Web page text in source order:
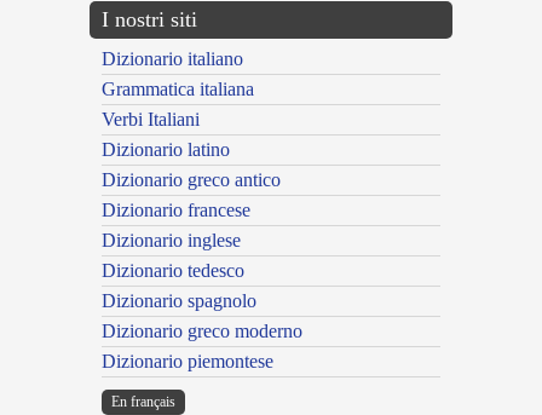
I nostri siti
Dizionario italiano
Grammatica italiana
Verbi Italiani
Dizionario latino
Dizionario greco antico
Dizionario francese
Dizionario inglese
Dizionario tedesco
Dizionario spagnolo
Dizionario greco moderno
Dizionario piemontese
En français